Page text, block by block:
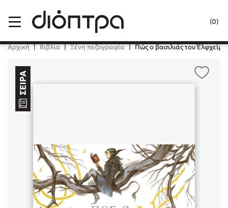
(0)
Κλείσιμο
Δημοφιλή Βιβλία
Χάρης Πολίτης
Αρχική | Βιβλία | Ξένη πεζογραφία | Πώς ο βασιλιάς του Έλφχεϊμ